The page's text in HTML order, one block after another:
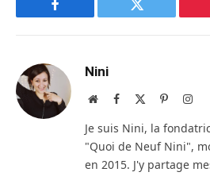
Facebook Twitter
Nini
Site Facebook Pinterest
Je suis Nini, la
"Quoi de Neuf Nini",
en 2015. J'y partage